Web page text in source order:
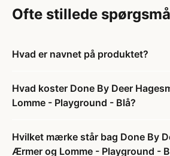
Ofte stillede
Hvad er navnet på produktet?
Hvad koster Done By Deer
Lomme - Playground - Blå?
Hvilket mærke står bag Done By
Ærmer og Lomme - Playground -